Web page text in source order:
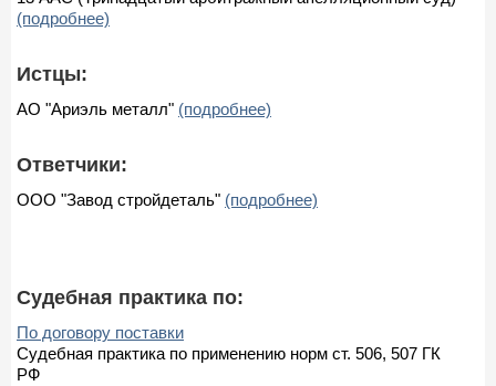
(подробнее)
Истцы:
АО "Ариэль металл" (подробнее)
Ответчики:
ООО "Завод стройдеталь" (подробнее)
Судебная практика по:
По договору поставки
Судебная практика по применению норм ст. 506, 507 ГК
РФ